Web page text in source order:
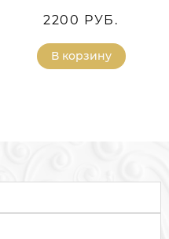
2200 РУБ.
В корзину